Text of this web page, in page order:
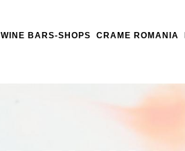
WINE BARS-SHOPS CRAME ROMANIA